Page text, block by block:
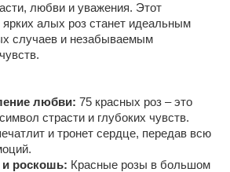
любви и уважения. Этот
алых роз станет идеальным
случаев и незабываемым
любви: 75 красных роз – это
страсти и глубоких чувств.
и тронет сердце, передав всю
роскошь: Красные розы в большом